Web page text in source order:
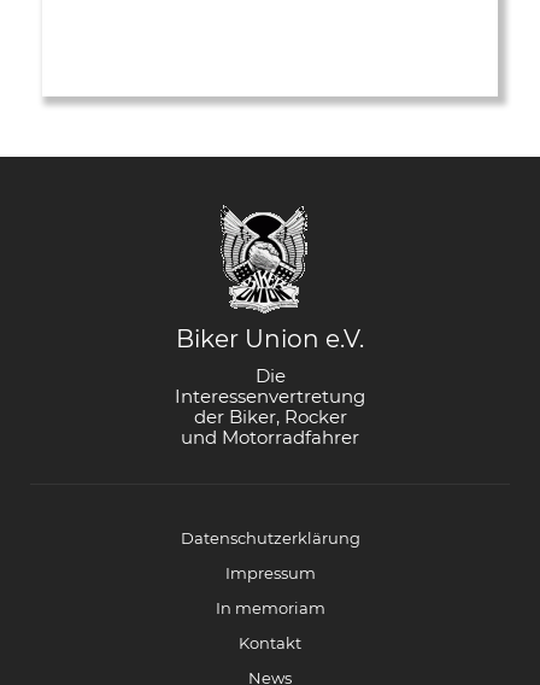
Biker Union e.V.
Die
Interessenvertretung
der Biker, Rocker
und Motorradfahrer
Datenschutzerklärung
Impressum
In memoriam
Kontakt
News